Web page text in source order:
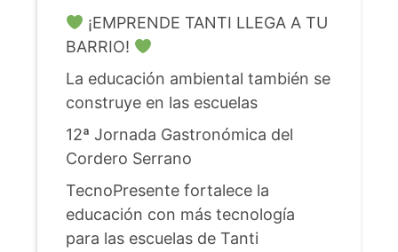
¡EMPRENDE TANTI LLEGA A TU
BARRIO!
La educación ambiental también se
construye en las escuelas
12ª Jornada Gastronómica del
Cordero Serrano
TecnoPresente fortalece la
educación con más tecnología
para las escuelas de Tanti